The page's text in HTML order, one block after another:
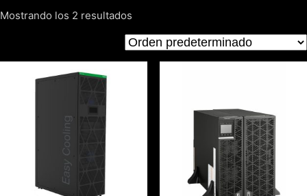
Mostrando los 2 resultados